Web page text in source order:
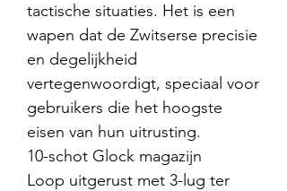
tactische situaties. Het is een
wapen dat de Zwitserse precisie
en degelijkheid
vertegenwoordigt, speciaal voor
gebruikers die het hoogste
eisen van hun uitrusting.
10-schot Glock magazijn
Loop uitgerust met 3-lug ter